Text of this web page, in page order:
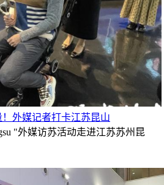
外媒记者打卡江苏昆山
"外媒访苏活动走进江苏苏州昆